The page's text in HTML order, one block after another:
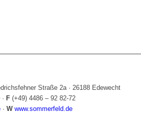
Straße 2a · 26188 Edewecht
· F(+49) 4486 – 92 82-72
· W www.sommerfeld.de